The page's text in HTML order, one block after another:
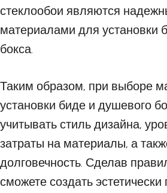
стеклообои являются
материалами для установки
бокса.
Таким образом, при выборе
установки биде и душевого
учитывать стиль дизайна,
затраты на материалы, а
долговечность. Сделав
сможете создать